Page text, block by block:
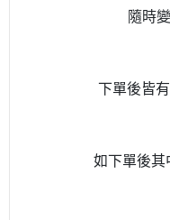
隨時
下單後皆
如下單後其